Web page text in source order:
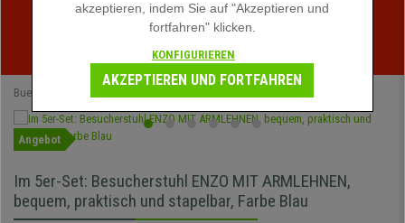
Ende der Aktion in: 02 : 08
für kurze Zeit - Aktion ansehen -
Buerostuhlpro
Angebot
Im 5er-Set: Besucherstuhl ENZO MIT ARMLEHNEN,
bequem, praktisch und stapelbar, Farbe Blau
akzeptieren, indem Sie auf "Akzeptieren und
fortfahren" klicken.
KONFIGURIEREN
AKZEPTIEREN UND FORTFAHREN